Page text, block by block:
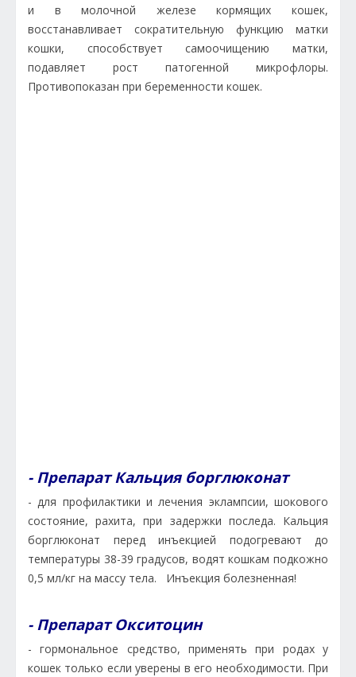
и в молочной железе кормящих кошек,
восстанавливает сократительную функцию матки
кошки, способствует самоочищению матки,
подавляет рост патогенной микрофлоры.
Противопоказан при беременности кошек.
- Препарат Кальция борглюконат
- для профилактики и лечения эклампсии, шокового
состояние, рахита, при задержки последа. Кальция
борглюконат перед инъекцией подогревают до
температуры 38-39 градусов, водят кошкам подкожно
0,5 мл/кг на массу тела. Инъекция болезненная!
- Препарат Окситоцин
- гормональное средство, применять при родах у
кошек только если уверены в его необходимости. При